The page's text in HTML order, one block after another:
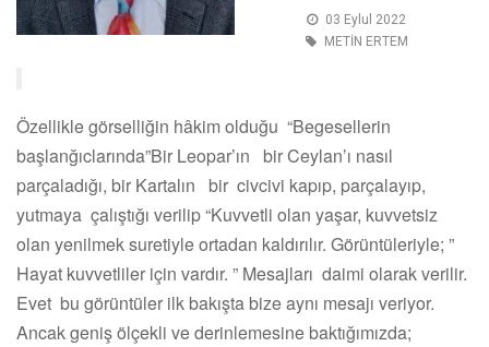
03 Eylul 2022
METİN ERTEM
Özellikle görselliğin hâkim olduğu “Begesellerin
başlanğıclarında”Bir Leopar’ın bir Ceylan’ı nasıl
parçaladığı, bir Kartalın bir civcivi kapıp, parçalayıp,
yutmaya çalıştığı verilip “Kuvvetli olan yaşar, kuvvetsiz
olan yenilmek suretiyle ortadan kaldırılır. Görüntüleriyle; ”
Hayat kuvvetliler için vardır. ” Mesajları daimi olarak verilir.
Evet bu görüntüler ilk bakışta bize aynı mesajı veriyor.
Ancak geniş ölçekli ve derinlemesine baktığımızda;